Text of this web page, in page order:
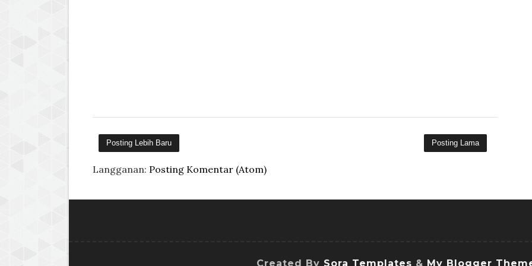
Posting Lebih Baru Posting Lama
Langganan: Posting Komentar (Atom)
Created By Sora Templates & My Blogger